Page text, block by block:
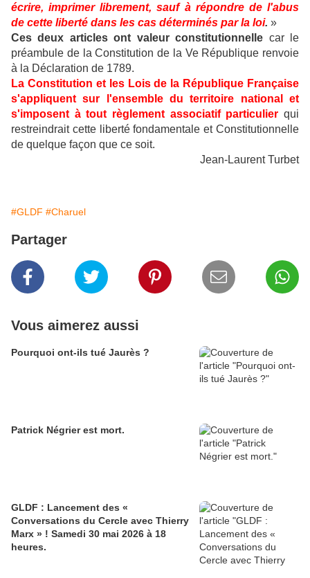
écrire, imprimer librement, sauf à répondre de l'abus
de cette liberté dans les cas déterminés par la loi. »
Ces deux articles ont valeur constitutionnelle car le
préambule de la Constitution de la Ve République renvoie
à la Déclaration de 1789.
La Constitution et les Lois de la République Française
s'appliquent sur l'ensemble du territoire national et
s'imposent à tout règlement associatif particulier qui
restreindrait cette liberté fondamentale et Constitutionnelle
de quelque façon que ce soit.
Jean-Laurent Turbet
#GLDF #Charuel
Partager
Vous aimerez aussi
Pourquoi ont-ils tué Jaurès ?
Patrick Négrier est mort.
GLDF : Lancement des «
Conversations du Cercle avec Thierry
Marx » ! Samedi 30 mai 2026 à 18
heures.